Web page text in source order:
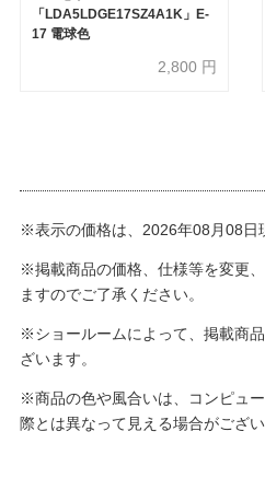
「LDA5LDGE17SZ4A1K」E-
17 電球色
2,800 円
※表示の価格は、2026年08月08日
※掲載商品の価格、仕様等を変更
ますのでご了承ください。
※ショールームによって、掲載商
ざいます。
※商品の色や風合いは、コンピュ
際とは異なって見える場合がござい